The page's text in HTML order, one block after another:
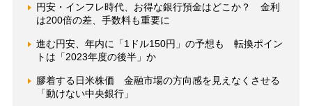
円安・インフレ時代、お得な銀行預金はどこか？ 金利
は200倍の差、手数料も重要に
進む円安、年内に「1ドル150円」の予想も 転換ポイン
トは「2023年度の後半」か
膠着する日米株価 金融市場の方向感を見えなくさせる
「動けない中央銀行」